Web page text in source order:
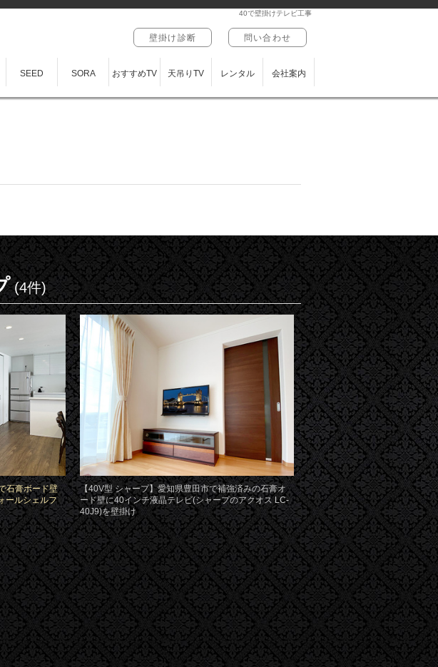
40で壁掛けテレビ工事
壁掛け診断 問い合わせ
SEED SORA おすすめTV 天吊りTV レンタル 会社案内
(4件)
石膏ボード壁
ールシェルフ
【40V型 シャープ】愛知県豊田市で補強済みの石膏オ
ード壁に40インチ液晶テレビ(シャープのアクオス LC-
40J9)を壁掛け